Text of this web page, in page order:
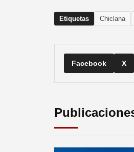
Etiquetas Chiclana
Facebook X